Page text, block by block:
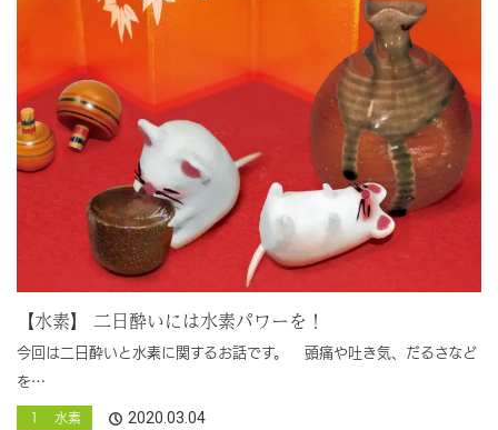
【水素】 二日酔いには水素パワーを！
今回は二日酔いと水素に関するお話です。 頭痛や吐き気、だるさなど
を…
１ 水素 2020.03.04